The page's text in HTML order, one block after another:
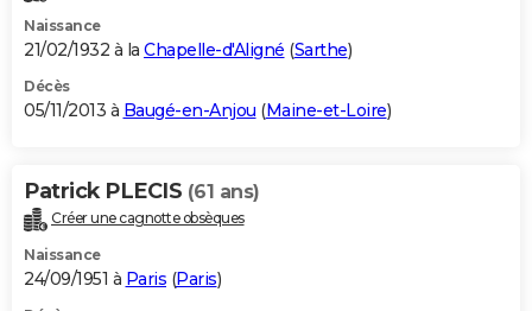
Naissance
21/02/1932 à la Chapelle-d'Aligné (Sarthe)
Décès
05/11/2013 à Baugé-en-Anjou (Maine-et-Loire)
Patrick PLECIS (61 ans)
Créer une cagnotte obsèques
Naissance
24/09/1951 à Paris (Paris)